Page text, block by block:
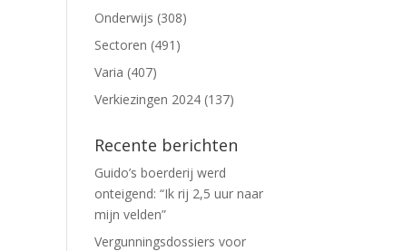
Onderwijs (308)
Sectoren (491)
Varia (407)
Verkiezingen 2024 (137)
Recente berichten
Guido’s boerderij werd
onteigend: “Ik rij 2,5 uur naar
mijn velden”
Vergunningsdossiers voor